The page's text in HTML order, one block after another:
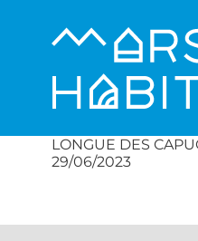
LONGUE DES
29/06/2023